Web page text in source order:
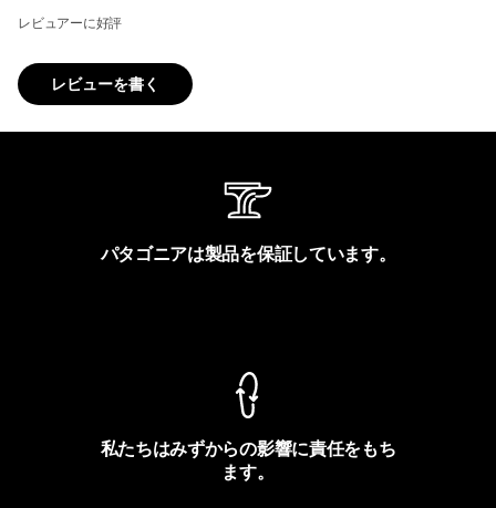
レビュアーに好評
レビューを書く
パタゴニアは製品を保証しています。
私たちはみずからの影響に責任をもち
ます。